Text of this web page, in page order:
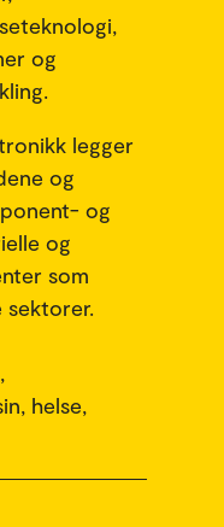
og
legger
og
og
og
som
sektorer.
helse,